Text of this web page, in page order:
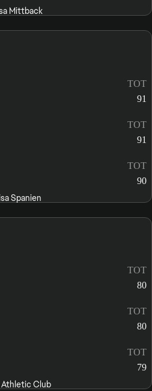
Mittback
TOT
91
TOT
91
TOT
90
Spanien
TOT
80
TOT
80
TOT
79
Athletic Club